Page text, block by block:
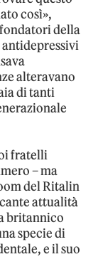
così»,
della
antidepressivi
alteravano
di tanti
fratelli
– ma
del Ritalin
attualità
britannico
specie di
e il suo